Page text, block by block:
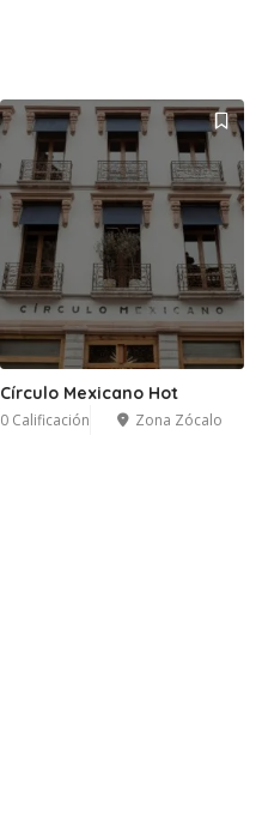
Círculo Mexicano Hot
0 Calificación Zona Zócalo